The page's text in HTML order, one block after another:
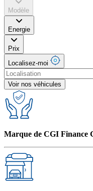
Modèle
Energie
Prix
Localisez-moi
Voir nos véhicules
Marque de CGI Finance